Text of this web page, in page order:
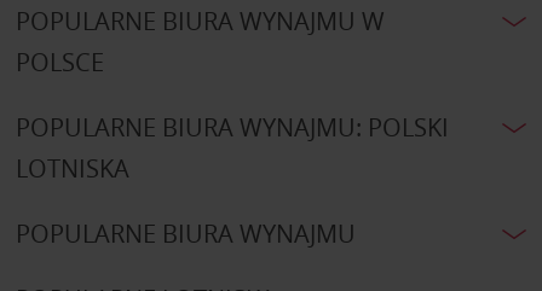
POPULARNE BIURA WYNAJMU W
POLSCE
POPULARNE BIURA WYNAJMU: POLSKI
LOTNISKA
POPULARNE BIURA WYNAJMU